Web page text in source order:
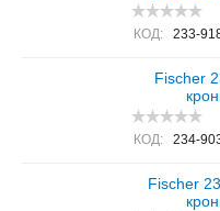
КОД: 233-
Fischer
КОД: 234-
Fischer